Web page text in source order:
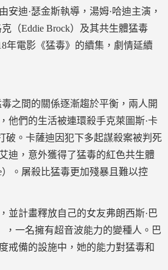
安迪·瑟金斯執導，湯姆·哈迪主演，
（Eddie Brock）及其共生體猛毒
年電影《猛毒》的續集，劇情延續
之間的關係逐漸趨於平衡，兩人開
他們的生活被連環殺手克萊圖斯·卡
破。卡薩迪因犯下多起謀殺案被判死
迪，意外獲得了猛毒的紅色共生體
。屠殺比猛毒更加殘暴且難以控
並計畫釋放自己的女友弗朗西斯·巴
，一名擁有超音波能力的變種人。巴
戒備的設施中，她的能力對猛毒和